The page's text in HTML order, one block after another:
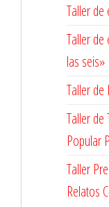
Taller de
Taller de
las seis»
Taller de
Taller de
Popular
Taller
Relatos